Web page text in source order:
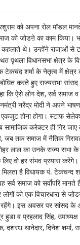
को अपना रोल मॉडल
को जोडऩे का काम किया।
कहलाते थे। उन्होंने राजाओं से
विधानसभा क्षेत्र के
शर्मा के नेतृत्व में क्षेत्र
करते हुए राज्यसभा सांसद
ऐसे लोग देश, सर्व समाज
नरेंद्र मोदी ने अपने
होना होगा। स्टाफ
करेक्टर ही गिर
तक समाज में नैतिक गिरावट
लाल का उनके राज्य सभा
वो हर संभव प्रयास
है विधायक पं. टेकचन्द
समाज को सर्वाेपरि मानते
को एक विचारधारा से
इस अवसर पर सांसद के
व प्रहलाद सिंह,
दशरथ थानेदार, दिनेश शर्मा,